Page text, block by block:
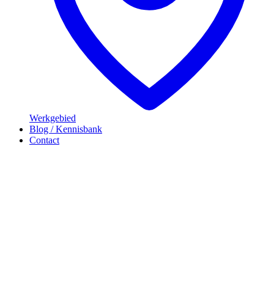
Werkgebied
Blog / Kennisbank
Contact